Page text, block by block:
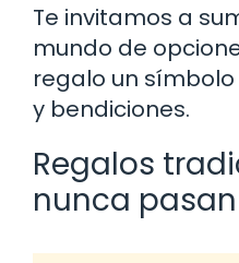
Te invitamos a
mundo de
regalo un
y bendiciones.
Regalos
nunca